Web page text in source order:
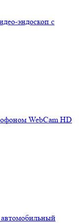
эндоскоп с
WebCam HD
автомобильный